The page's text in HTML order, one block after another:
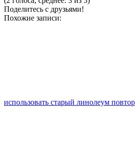
Поделитесь с друзьями!
Похожие записи:
использовать старый линолеум